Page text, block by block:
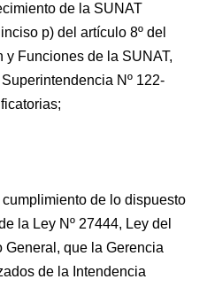
de la SUNAT
p) del artículo 8º del
y Funciones de la SUNAT,
Nº 122-
de lo dispuesto
la Ley Nº 27444, Ley del
General, que la Gerencia
de la Intendencia